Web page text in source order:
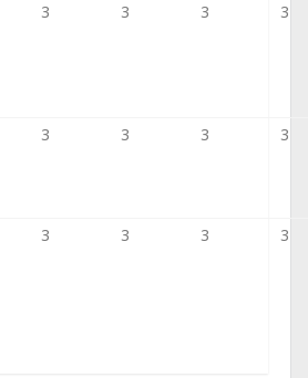
3 3 3 3
3 3 3 3
3 3 3 3